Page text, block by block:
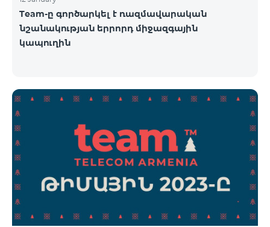
Team-ը գործարկել է ռազմավարական
նշանակության երրորդ միջազգային
կապուղին